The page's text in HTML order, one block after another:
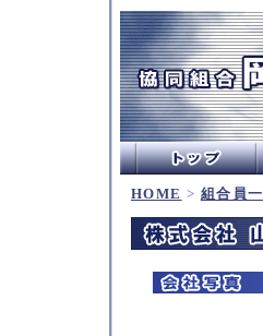
HOME > 組合員